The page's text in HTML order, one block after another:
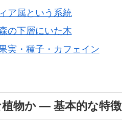
ア属という系統
の下層にいた木
実・種子・カフェイン
物か ― 基本的な特徴